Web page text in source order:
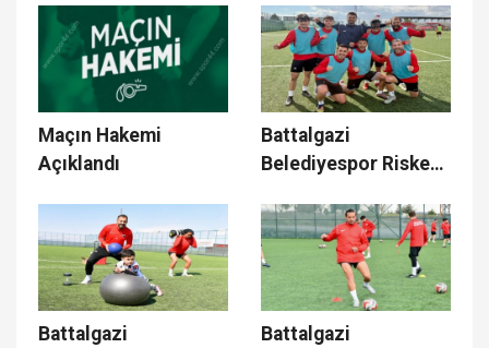
Maçın Hakemi
Açıklandı
Battalgazi
Belediyespor Riske
Battalgazi
Battalgazi